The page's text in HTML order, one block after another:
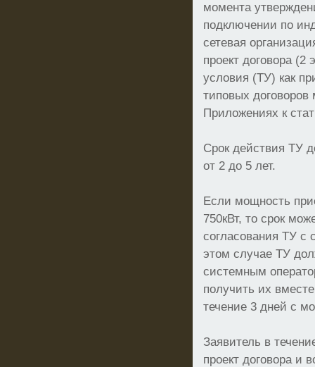
момента
подключении по
сетевая
проект договора (2
условия (ТУ) как
типовых договоров
Приложениях к
Срок действия ТУ
от 2 до 5 лет.
Если мощность
750кВт, то срок
согласования ТУ с
этом случае ТУ
системным
получить их
течение 3 дней с
Заявитель в
проект договора и